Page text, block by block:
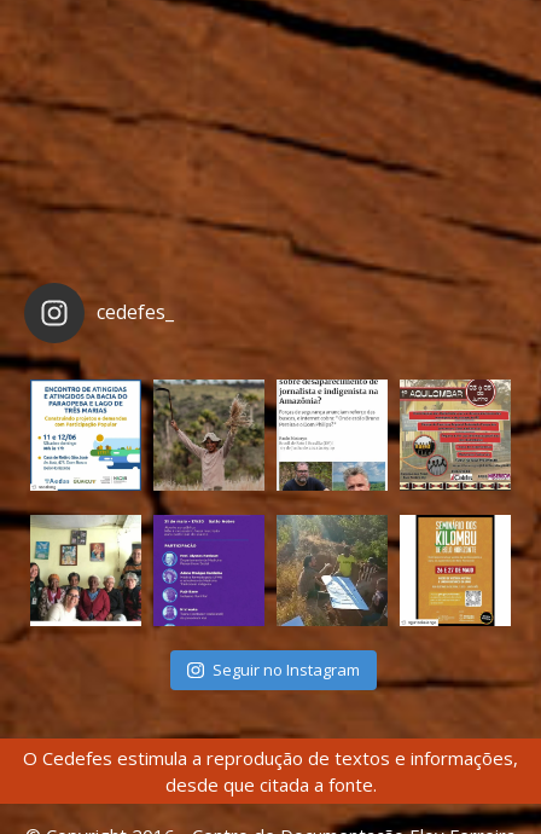
cedefes_
Seguir no Instagram
O Cedefes estimula a reprodução de textos e informações,
desde que citada a fonte.